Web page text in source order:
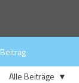
Beitrag
Alle Beiträge